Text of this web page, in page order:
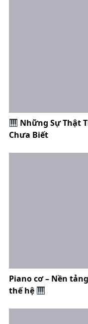
Những Sự Thật
Chưa Biết
Piano cơ – Nền
thế hệ